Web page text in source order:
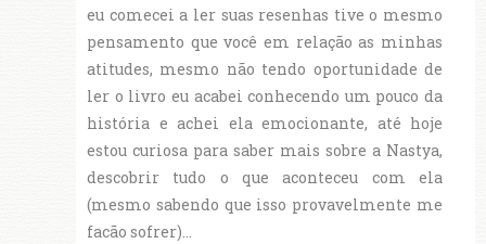
eu comecei a ler suas resenhas tive o mesmo
pensamento que você em relação as minhas
atitudes, mesmo não tendo oportunidade de
ler o livro eu acabei conhecendo um pouco da
história e achei ela emocionante, até hoje
estou curiosa para saber mais sobre a Nastya,
descobrir tudo o que aconteceu com ela
(mesmo sabendo que isso provavelmente me
facão sofrer)...